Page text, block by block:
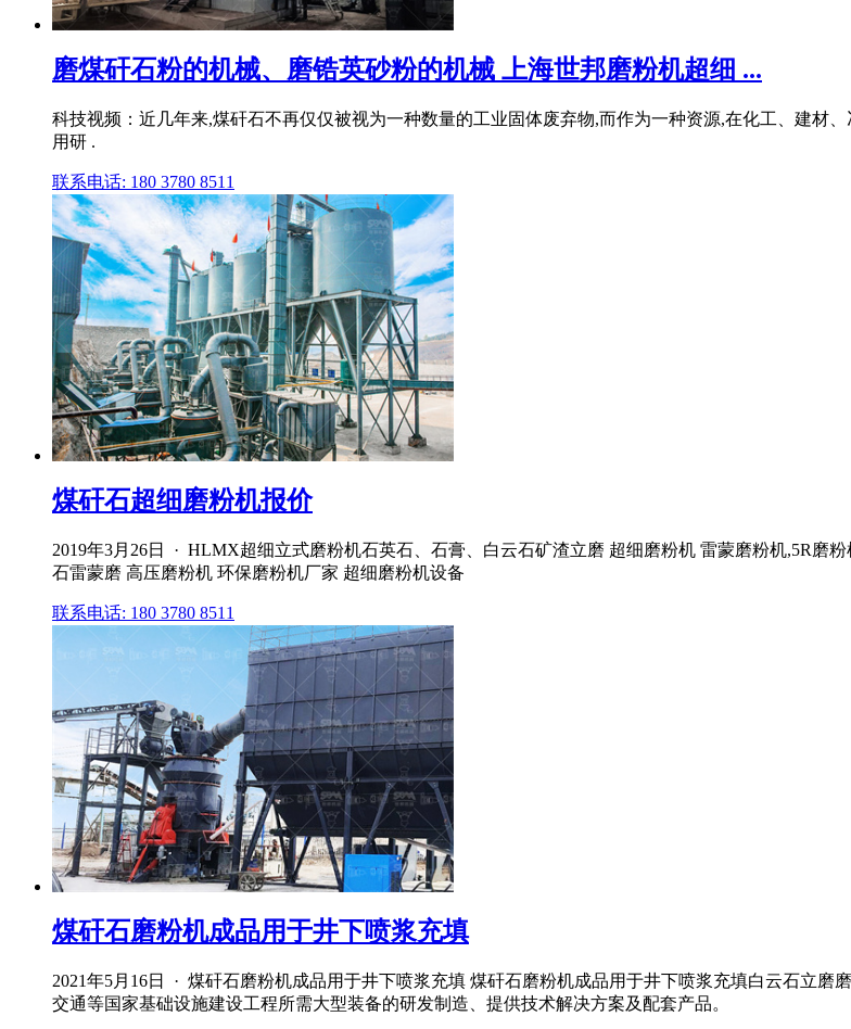
磨煤矸石粉的机械、磨锆英砂粉的机械 上海世邦磨粉机超细 ...
科技视频：近几年来,煤矸石不再仅仅被视为一种数量的工业固体废弃物,而作为一种资源,在化工、建材
用研 .
联系电话: 180 3780 8511
煤矸石超细磨粉机报价
2019年3月26日 · HLMX超细立式磨粉机石英石、石膏、白云石矿渣立磨 超细磨粉机 雷蒙磨粉机,5R磨
石雷蒙磨 高压磨粉机 环保磨粉机厂家 超细磨粉机设备
联系电话: 180 3780 8511
煤矸石磨粉机成品用于井下喷浆充填
2021年5月16日 · 煤矸石磨粉机成品用于井下喷浆充填 煤矸石磨粉机成品用于井下喷浆充填白云石立磨
交通等国家基础设施建设工程所需大型装备的研发制造、提供技术解决方案及配套产品。